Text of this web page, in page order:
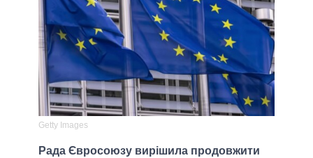
Getty Images
Рада Євросоюзу вирішила продовжити